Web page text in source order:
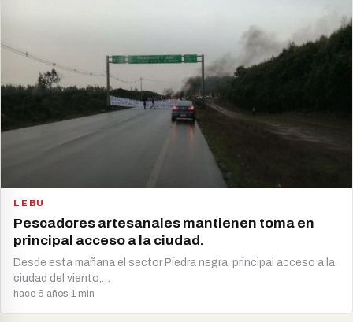
LEBU
Pescadores artesanales mantienen toma en
principal acceso a la ciudad.
Desde esta mañana el sector Piedra negra, principal acceso a la
ciudad del viento,…
hace 6 años·1 min